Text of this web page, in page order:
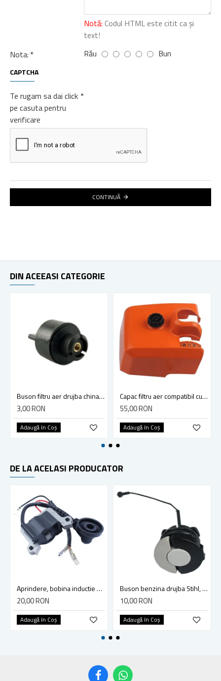
Notă: Codul HTML este citit ca şi
text!
Nota:
Rău Bun
CAPTCHA
Te rugam sa dai click
pe casuta pentru
verificare
CONTINUĂ
DIN ACEEASI CATEGORIE
Buson filtru aer drujba china 4500, 5200
3,00 RON
Adaugă în Coş
Capac filtru aer compatibil cu drujba Stihl 290, 390, 310, 029, 039
55,00 RON
Adaugă în Coş
DE LA ACELASI PRODUCATOR
Aprindere, bobina inductie motocoasa chinezeasca TL43 TL 52, Ruris Dac 210, Dac 310
20,00 RON
Adaugă în Coş
Buson benzina drujba Stihl, model cu clapeta
10,00 RON
Adaugă în Coş